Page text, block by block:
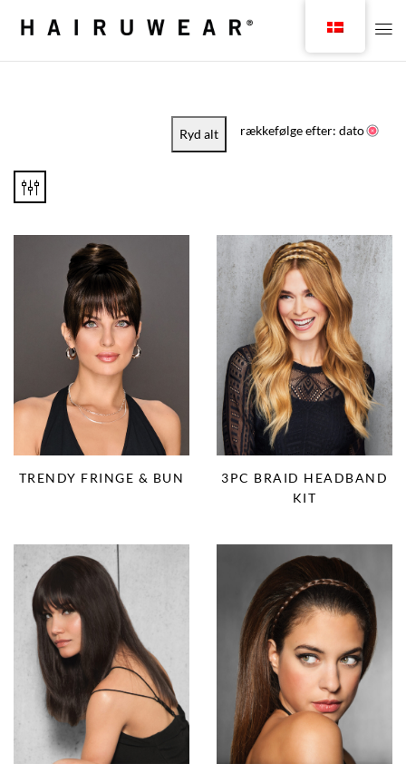
Ryd alt rækkefølge efter: dato
TRENDY FRINGE & BUN
3PC BRAID HEADBAND
KIT